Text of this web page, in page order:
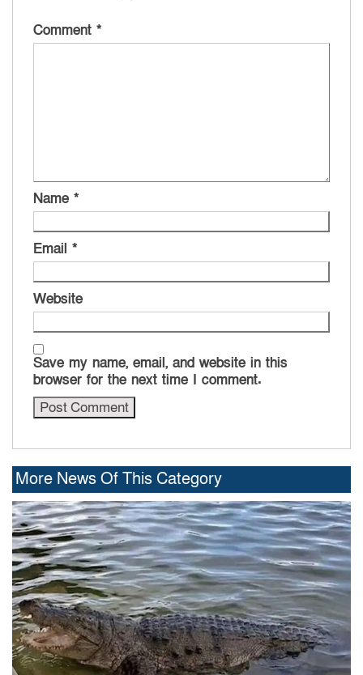
Comment *
Name *
Email *
Website
Save my name, email, and website in this
browser for the next time I comment.
More News Of This Category